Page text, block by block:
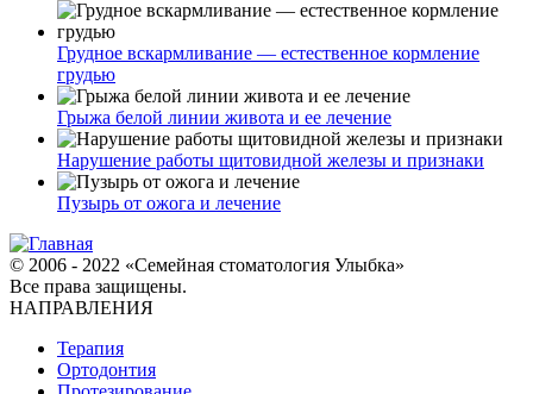
Грудное вскармливание — естественное кормление
грудью
Грыжа белой линии живота и ее лечение
Нарушение работы щитовидной железы и признаки
Пузырь от ожога и лечение
© 2006 - 2022 «Семейная стоматология Улыбка»
Все права защищены.
НАПРАВЛЕНИЯ
Терапия
Ортодонтия